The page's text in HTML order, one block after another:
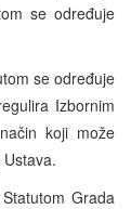
se određuje
se određuje
Izbornim
koji može
Grada